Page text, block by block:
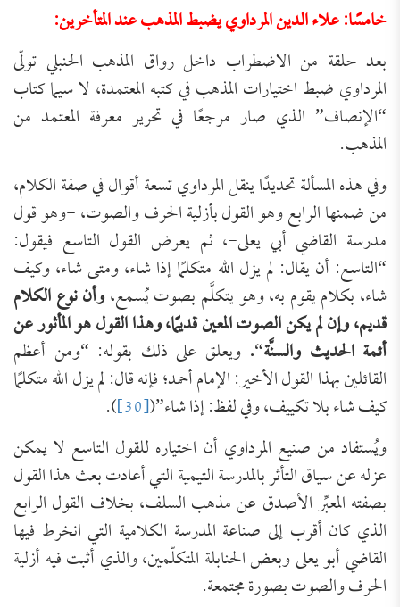
خامسًا: علاء الدين المرداوي يضبط المذهب عند المتأخرين:
بعد حلقة من الاضطراب داخل رواق المذهب الحنبلي تولّى
المرداوي ضبط اختيارات المذهب في كتبه المعتمدة، لا سيما كتاب
“الإنصاف” الذي صار مرجعًا في تحرير معرفة المعتمد من
المذهب.
وفي هذه المسألة تحديدًا ينقل المرداوي تسعة أقوال في صفة الكلام،
من ضمنها الرابع وهو القول بأزلية الحرف والصوت، -وهو قول
مدرسة القاضي أبي يعلى-، ثم يعرض القول التاسع فيقول:
“التاسع: أن يقال: لم يزل الله متكلمًا إذا شاء، ومتى شاء، وكيف
شاء، بكلام يقوم به، وهو يتكلَّم بصوت يُسمع،وأن نوع الكلام
قديم، وإن لم يكن الصوت المعين قديمًا، وهذا القول هو المأثور عن
أئمة الحديث والسنَّة“
.ويعلق على ذلك بقوله: “ومن أعظم
القائلين بهذا القول الأخير: الإمام أحمد؛ فإنه قال: لم يزل الله متكلمًا
كيف شاء بلا تكييف، وفي لفظ: إذا شاء”([30]
).
ويُستفاد من صنيع المرداوي أن اختياره للقول التاسع لا يمكن
عزله عن سياق التأثر بالمدرسة التيمية التي أعادت بعث هذا القول
بصفته المعبِّر الأصدق عن مذهب السلف، بخلاف القول الرابع
الذي كان أقرب إلى صناعة المدرسة الكلامية التي انخرط فيها
القاضي أبو يعلى وبعض الحنابلة المتكلّمين، والذي أثبت فيه أزلية
الحرف والصوت بصورة مجتمعة.